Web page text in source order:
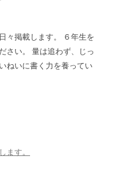
々掲載します。 ６年生を
さい。 量は追わず、じっ
ねいに書く力を養ってい
す。